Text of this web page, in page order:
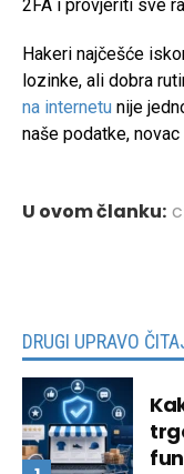
2FA i provjeriti sve
Hakeri najčešće
lozinke, ali dobra
na internetu nije
naše podatke,
U ovom članku:
DRUGI UPRAVO